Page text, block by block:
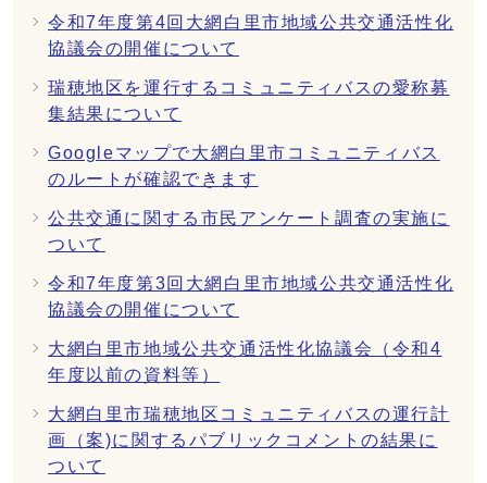
令和7年度第4回大網白里市地域公共交通活性化
協議会の開催について
瑞穂地区を運行するコミュニティバスの愛称募
集結果について
Googleマップで大網白里市コミュニティバス
のルートが確認できます
公共交通に関する市民アンケート調査の実施に
ついて
令和7年度第3回大網白里市地域公共交通活性化
協議会の開催について
大網白里市地域公共交通活性化協議会（令和4
年度以前の資料等）
大網白里市瑞穂地区コミュニティバスの運行計
画（案)に関するパブリックコメントの結果に
ついて